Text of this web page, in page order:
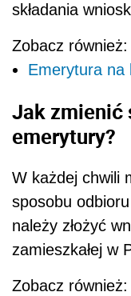
składania
Zobacz również:
Emerytura na
Jak zmienić
emerytury?
W każdej chwili
sposobu
należy złożyć
zamieszkałej w
Zobacz również: